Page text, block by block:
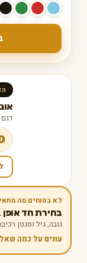
דגם
לא בטוחים מה
בחירת חד אופן ב־2
גובה, גיל וסגנון
עונים על כמה